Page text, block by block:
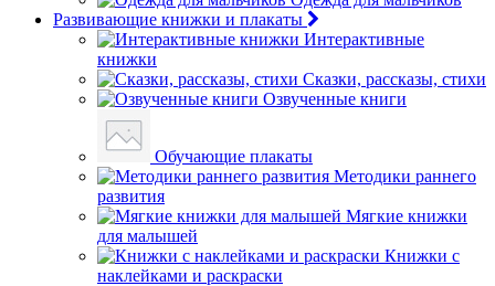
Развивающие книжки и плакаты
Интерактивные
книжки
Сказки, рассказы, стихи
Озвученные книги
Обучающие плакаты
Методики раннего
развития
Мягкие книжки
для малышей
Книжки с
наклейками и раскраски